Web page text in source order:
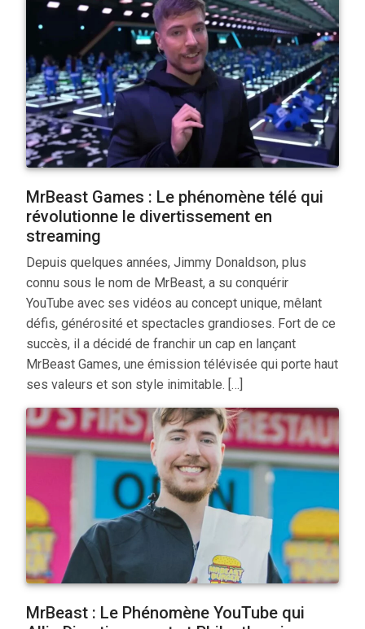
MrBeast Games : Le phénomène télé qui
révolutionne le divertissement en
streaming
Depuis quelques années, Jimmy Donaldson, plus
connu sous le nom de MrBeast, a su conquérir
YouTube avec ses vidéos au concept unique, mêlant
défis, générosité et spectacles grandioses. Fort de ce
succès, il a décidé de franchir un cap en lançant
MrBeast Games, une émission télévisée qui porte haut
ses valeurs et son style inimitable. […]
MrBeast : Le Phénomène YouTube qui